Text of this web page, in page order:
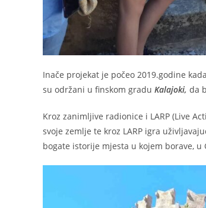
Inače projekat je počeo 2019.godine
su održani u finskom gradu Kalajoki, da
Kroz zanimljive radionice i LARP (Live
svoje zemlje te kroz LARP igra
bogate istorije mjesta u kojem borave, u